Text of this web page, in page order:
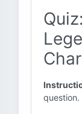
question.